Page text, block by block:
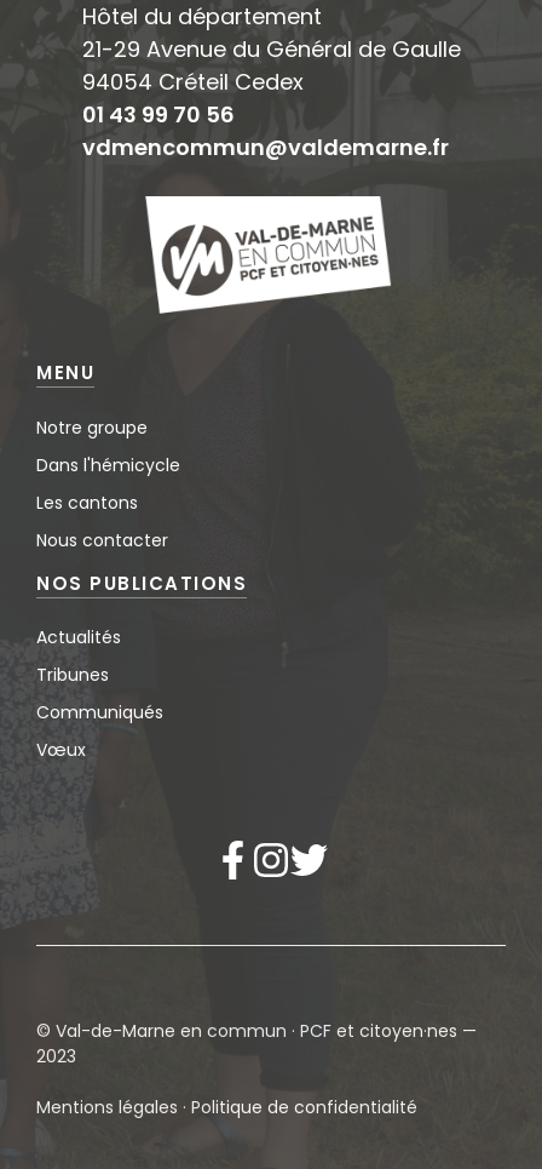
Hôtel du département
21-29 Avenue du Général de Gaulle
94054 Créteil Cedex
01 43 99 70 56
vdmencommun@valdemarne.fr
MENU
Notre groupe
Dans l'hémicycle
Les cantons
Nous contacter
NOS PUBLICATIONS
Actualités
Tribunes
Communiqués
Vœux
© Val-de-Marne en commun · PCF et citoyen·nes —
2023
Mentions légales · Politique de confidentialité